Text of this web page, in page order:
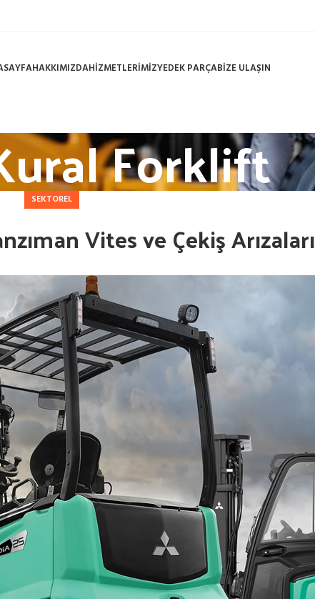
HAKKIMIZDAHİZMETLERİMİZYEDEK PARÇABİZE ULAŞIN
Forklift
SEKTOREL
Vites ve Çekiş Arızaları